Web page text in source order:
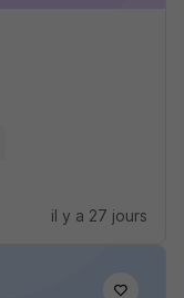
il y a 27 jours